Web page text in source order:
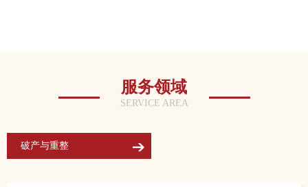
服务领域
SERVICE AREA
破产与重整